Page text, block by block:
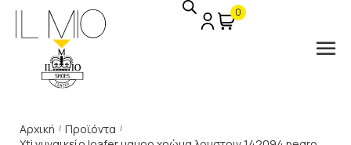
0
Αρχική / Προϊόντα /